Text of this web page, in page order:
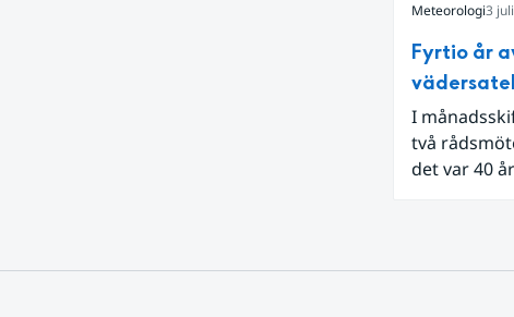
Meteorologi3
Fyrtio år
I
två
det var 40